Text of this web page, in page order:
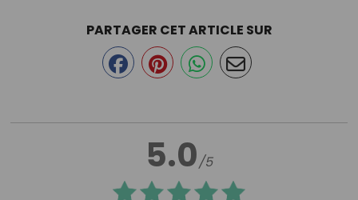
5.0/5
PARTAGER CET ARTICLE SUR